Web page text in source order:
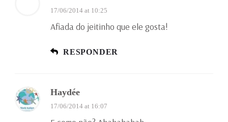
17/06/2014 at 10:25
Afiada do jeitinho que ele gosta!
RESPONDER
Haydée
17/06/2014 at 16:07